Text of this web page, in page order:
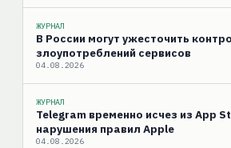
ЖУРНАЛ
В России могут ужесточить
злоупотреблений сервисов
04.08.2026
ЖУРНАЛ
Telegram временно исчез из App
нарушения правил Apple
04.08.2026